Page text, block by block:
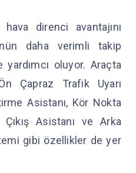
direnci avantajını
daha verimli takip
oluyor. Araçta
Çapraz Trafik Uyarı
Asistanı, Kör Nokta
Asistanı ve Arka
gibi özellikler de yer